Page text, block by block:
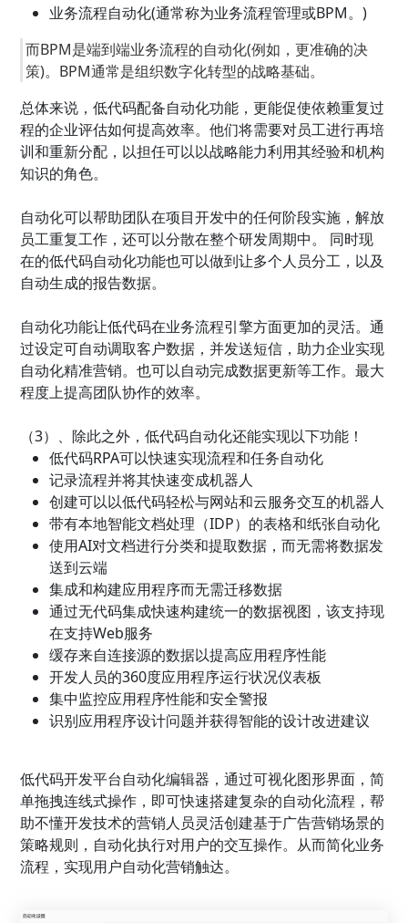
业务流程自动化(通常称为业务流程管理或BPM。)
而BPM是端到端业务流程的自动化(例如，更准确的决
策)。BPM通常是组织数字化转型的战略基础。
总体来说，低代码配备自动化功能，更能促使依赖重复过
程的企业评估如何提高效率。他们将需要对员工进行再培
训和重新分配，以担任可以以战略能力利用其经验和机构
知识的角色。
自动化可以帮助团队在项目开发中的任何阶段实施，解放
员工重复工作，还可以分散在整个研发周期中。 同时现
在的低代码自动化功能也可以做到让多个人员分工，以及
自动生成的报告数据。
自动化功能让低代码在业务流程引擎方面更加的灵活。通
过设定可自动调取客户数据，并发送短信，助力企业实现
自动化精准营销。也可以自动完成数据更新等工作。最大
程度上提高团队协作的效率。
（3）、除此之外，低代码自动化还能实现以下功能！
低代码RPA可以快速实现流程和任务自动化
记录流程并将其快速变成机器人
创建可以以低代码轻松与网站和云服务交互的机器人
带有本地智能文档处理（IDP）的表格和纸张自动化
使用AI对文档进行分类和提取数据，而无需将数据发
送到云端
集成和构建应用程序而无需迁移数据
通过无代码集成快速构建统一的数据视图，该支持现
在支持Web服务
缓存来自连接源的数据以提高应用程序性能
开发人员的360度应用程序运行状况仪表板
集中监控应用程序性能和安全警报
识别应用程序设计问题并获得智能的设计改进建议
低代码开发平台自动化编辑器，通过可视化图形界面，简
单拖拽连线式操作，即可快速搭建复杂的自动化流程，帮
助不懂开发技术的营销人员灵活创建基于广告营销场景的
策略规则，自动化执行对用户的交互操作。从而简化业务
流程，实现用户自动化营销触达。